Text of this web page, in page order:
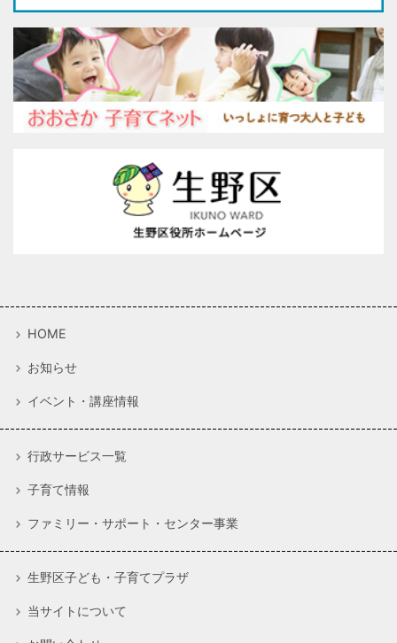
HOME
お知らせ
イベント・講座情報
行政サービス一覧
子育て情報
ファミリー・サポート・センター事業
生野区子ども・子育てプラザ
当サイトについて